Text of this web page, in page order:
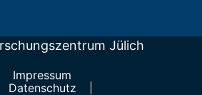
Jülich
Impressum
Datenschutz